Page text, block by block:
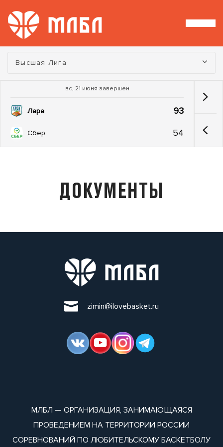
Турнир:
Высшая Лига
вс, 21 июня завершен
Лара 93
Сбер 54
ДОКУМЕНТЫ
zimin@ilovebasket.ru
МЛБЛ — ОРГАНИЗАЦИЯ, ЗАНИМАЮЩАЯСЯ
ПРОВЕДЕНИЕМ НА ТЕРРИТОРИИ РОССИИ
СОРЕВНОВАНИЙ ПО ЛЮБИТЕЛЬСКОМУ БАСКЕТБОЛУ